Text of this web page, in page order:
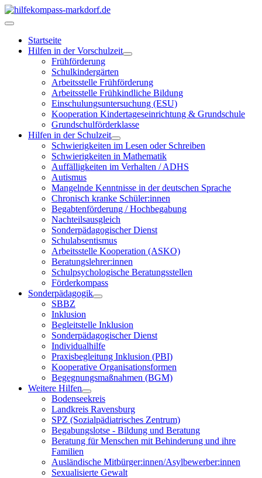
Startseite
Hilfen in der Vorschulzeit
Frühförderung
Schulkindergärten
Arbeitsstelle Frühförderung
Arbeitsstelle Frühkindliche Bildung
Einschulungsuntersuchung (ESU)
Kooperation Kindertageseinrichtung & Grundschule
Grundschulförderklasse
Hilfen in der Schulzeit
Schwierigkeiten im Lesen oder Schreiben
Schwierigkeiten in Mathematik
Auffälligkeiten im Verhalten / ADHS
Autismus
Mangelnde Kenntnisse in der deutschen Sprache
Chronisch kranke Schüler:innen
Begabtenförderung / Hochbegabung
Nachteilsausgleich
Sonderpädagogischer Dienst
Schulabsentismus
Arbeitsstelle Kooperation (ASKO)
Beratungslehrer:innen
Schulpsychologische Beratungsstellen
Förderkompass
Sonderpädagogik
SBBZ
Inklusion
Begleitstelle Inklusion
Sonderpädagogischer Dienst
Individualhilfe
Praxisbegleitung Inklusion (PBI)
Kooperative Organisationsformen
Begegnungsmaßnahmen (BGM)
Weitere Hilfen
Bodenseekreis
Landkreis Ravensburg
SPZ (Sozialpädiatrisches Zentrum)
Begabungslotse - Bildung und Beratung
Beratung für Menschen mit Behinderung und ihre
Familien
Ausländische Mitbürger:innen/Asylbewerber:innen
Sexualisierte Gewalt